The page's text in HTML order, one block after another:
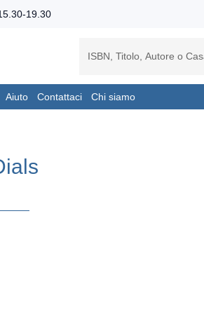
19.30
Aiuto Contattaci Chi siamo